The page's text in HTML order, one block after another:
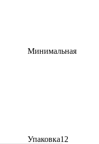
Минимальная
Упаковка12